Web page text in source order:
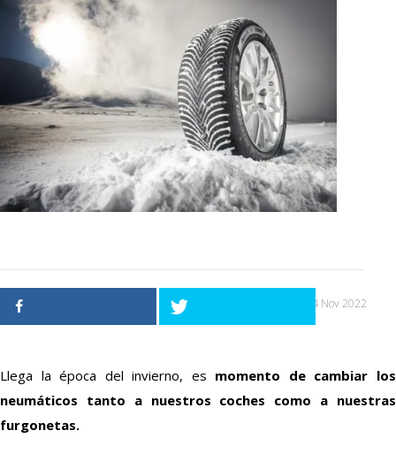
24 Nov 2022
Llega la época del invierno, es momento de cambiar los
neumáticos tanto a nuestros coches como a nuestras
furgonetas.